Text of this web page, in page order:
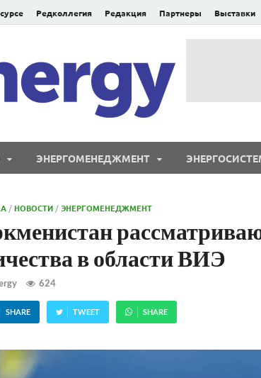
Редколлегия Редакция Партнеры Выставки
ЭНЕРГОМЕНЕДЖМЕНТ
/НОВОСТИ /ЭНЕРГОМЕНЕДЖМЕНТ
в области ВИЭ
624
SHARE TWEET SHARE